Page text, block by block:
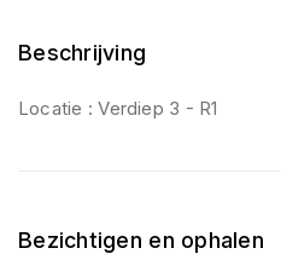
Beschrijving
Locatie : Verdiep 3 - R1
Bezichtigen en ophalen